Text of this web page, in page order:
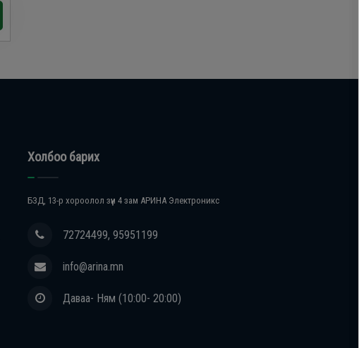
Холбоо барих
БЗД, 13-р хороолол зүүн 4 зам АРИНА Электроникс
72724499, 95951199
info@arina.mn
Даваа- Ням (10:00- 20:00)